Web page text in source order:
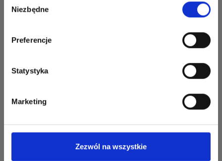
zgody
Niezbędne
Preferencje
Statystyka
Marketing
Zezwól na wszystkie
akcesoriów w
Zawsze zapewniamy
najlepszą możliwą obsługę
szydełkowania lub robienia
pytania
miłośników włóczek i uzyskaj wyłączny
Nie, dziękuję